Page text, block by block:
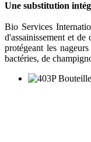
Une substitution
Bio Services
d'assainissement et
protégeant les
bactéries, de